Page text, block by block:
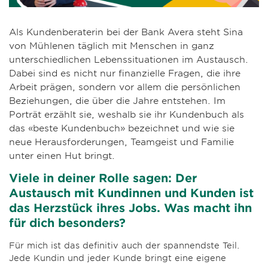
Als Kundenberaterin bei der Bank Avera steht Sina
von Mühlenen täglich mit Menschen in ganz
unterschiedlichen Lebenssituationen im Austausch.
Dabei sind es nicht nur finanzielle Fragen, die ihre
Arbeit prägen, sondern vor allem die persönlichen
Beziehungen, die über die Jahre entstehen. Im
Porträt erzählt sie, weshalb sie ihr Kundenbuch als
das «beste Kundenbuch» bezeichnet und wie sie
neue Herausforderungen, Teamgeist und Familie
unter einen Hut bringt.
Viele in deiner Rolle sagen: Der
Austausch mit Kundinnen und Kunden ist
das Herzstück ihres Jobs. Was macht ihn
für dich besonders?
Für mich ist das definitiv auch der spannendste Teil.
Jede Kundin und jeder Kunde bringt eine eigene